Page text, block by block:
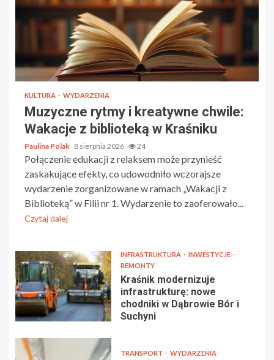
KULTURA WYDARZENIA
Muzyczne rytmy i kreatywne chwile:
Wakacje z biblioteką w Kraśniku
Paulina Polak 8 sierpnia 2026 24
Połączenie edukacji z relaksem może przynieść
zaskakujące efekty, co udowodniło wczorajsze
wydarzenie zorganizowane w ramach „Wakacji z
Biblioteką” w Filii nr 1. Wydarzenie to zaoferowało...
Czytaj dalej
INFRASTRUKTURA
INWESTYCJE
REMONTY
Kraśnik modernizuje
infrastrukturę: nowe
chodniki w Dąbrowie Bór i
Suchyni
TRANSPORT WYDARZENIA